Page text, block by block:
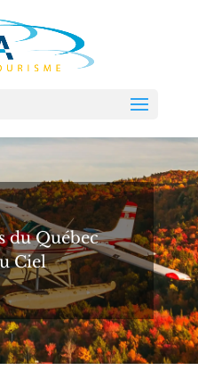
du Québec
Ciel